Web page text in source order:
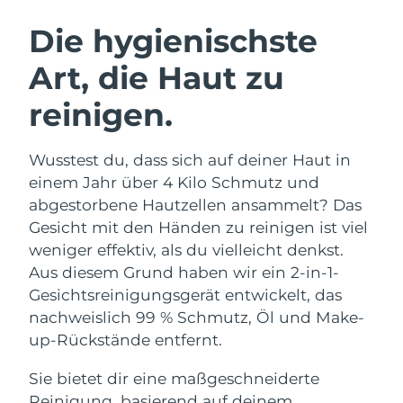
Die hygienischste
Art, die Haut zu
reinigen.
Wusstest du, dass sich auf deiner Haut in
einem Jahr über 4 Kilo Schmutz und
abgestorbene Hautzellen ansammelt? Das
Gesicht mit den Händen zu reinigen ist viel
weniger effektiv, als du vielleicht denkst.
Aus diesem Grund haben wir ein 2-in-1-
Gesichtsreinigungsgerät entwickelt, das
nachweislich 99 % Schmutz, Öl und Make-
up-Rückstände entfernt.
Sie bietet dir eine maßgeschneiderte
Gesichtsreinigung
Anti-aging massage
LUNA™ 4 Plus
Massage, LED heating
LUNA™ 4 Men
For men, anti-aging massage
Microcurrent toning
BEAR™ 2 go
Microcurrent toning on-the-go
BEAR™ 2 eyes & lips
Microcurrent line smoothing device
Hydratisierung
UFO™ 3 Set
Deep facial hydration
UFO™ 3 LED
device
Mundpflege
issa™ 4
Hybrid silicone sonic toothbrush
issa™ 4 plus
FAQ™ ANTI-AGING-BEHANDLUNG
Anti-aging LED-Behandlungen
NEW
Österreich Erwartete Lieferung
Bahrain Erwartete Lieferung
Belgien
Bermuda Erwartete Lieferung
Bosnien und
Herzegowina
Erwartete Lieferung8/14/26
Brunei Darussalam Erwartete Lieferung8/16/26
Bulgarien Erwartete Lieferung8/11/26